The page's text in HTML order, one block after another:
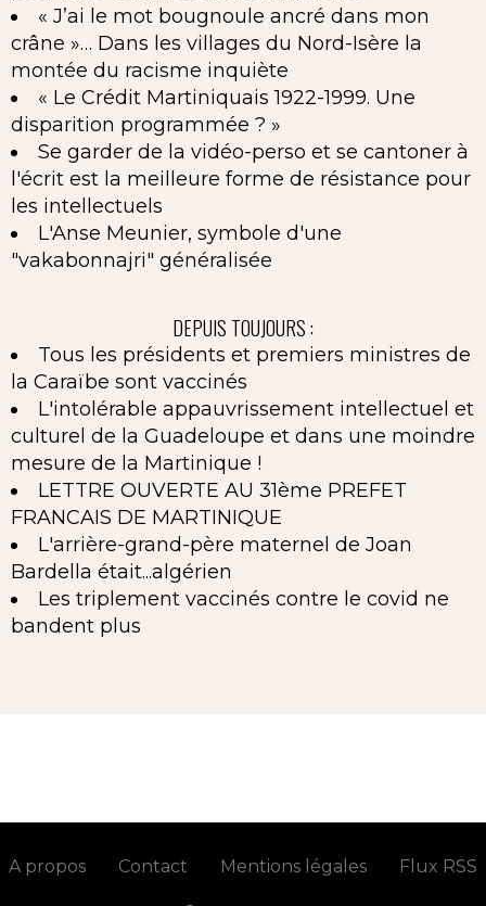
« J’ai le mot bougnoule ancré dans mon
crâne »… Dans les villages du Nord-Isère la
montée du racisme inquiète
« Le Crédit Martiniquais 1922-1999. Une
disparition programmée ? »
Se garder de la vidéo-perso et se cantoner à
l'écrit est la meilleure forme de résistance pour
les intellectuels
L'Anse Meunier, symbole d'une
"vakabonnajri" généralisée
DEPUIS TOUJOURS :
Tous les présidents et premiers ministres de
la Caraïbe sont vaccinés
L'intolérable appauvrissement intellectuel et
culturel de la Guadeloupe et dans une moindre
mesure de la Martinique !
LETTRE OUVERTE AU 31ème PREFET
FRANCAIS DE MARTINIQUE
L'arrière-grand-père maternel de Joan
Bardella était...algérien
Les triplement vaccinés contre le covid ne
bandent plus
A propos Contact Mentions légales Flux RSS